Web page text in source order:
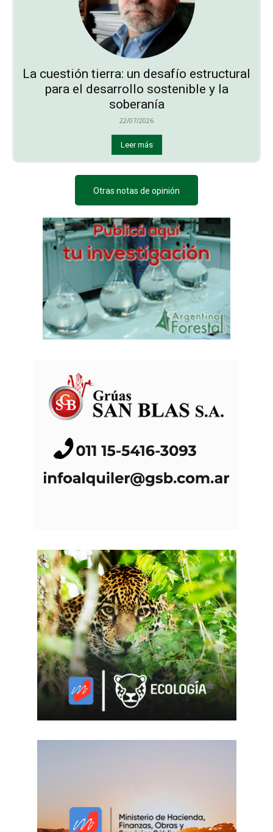
La cuestión tierra: un desafío estructural
para el desarrollo sostenible y la
soberanía
22/07/2026
Leer más
Otras notas de opinión